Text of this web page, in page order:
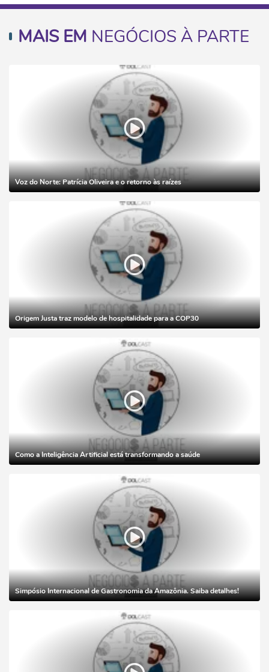
MAIS EM NEGÓCIOS À PARTE
Voz do Norte: Patrícia Oliveira e o retorno às raízes
Origem Justa traz modelo de hospitalidade para a COP30
Como a Inteligência Artificial está transformando a saúde
Simpósio Internacional de Gastronomia da Amazônia. Saiba detalhes!